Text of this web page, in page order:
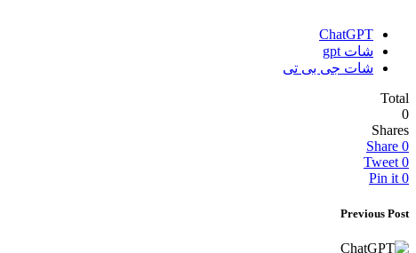
ChatGPT
شات gpt
شات جى بى تى
Total
0
Shares
Share 0
Tweet 0
Pin it 0
Previous Post